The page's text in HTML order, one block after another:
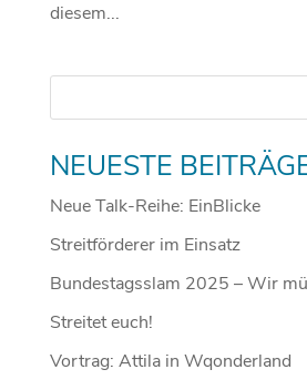
diesem...
NEUESTE
Neue Talk-Reihe: EinBlicke
Streitförderer im Einsatz
Bundestagsslam 2025 – Wir
Streitet euch!
Vortrag: Attila in Wqonderland